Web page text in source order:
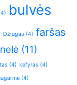
bulvės
Džiugas (4) faršas
(11)
(4) kefyras (4)
(4)